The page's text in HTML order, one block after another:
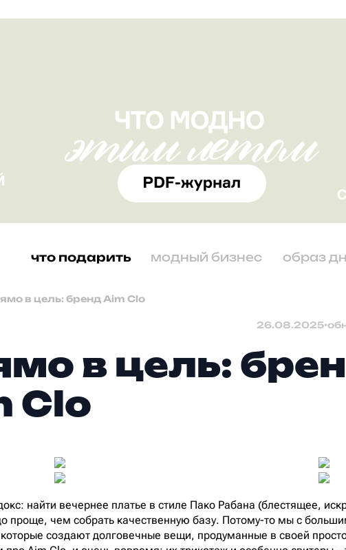
что подарить модный бизнес образ
в цель: бренд Aim Clo
26.08.2025•
в цель:
Clo
найти вечернее платье в стиле Пако Рабана (блестящее,
проще, чем собрать качественную базу. Потому-то мы с
создают долговечные вещи, продуманные в своей